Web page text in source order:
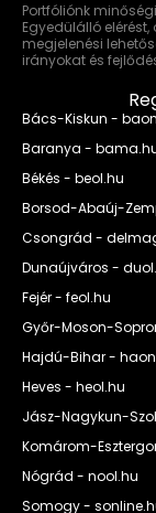
Portfóliónk
Egyedülálló
megjelenési
irányokat és
Bács-Kiskun -
Baranya -
Békés - beol.hu
Borsod-Abaúj-
Csongrád -
Dunaújváros -
Fejér - feol.hu
Győr-Moson-
Hajdú-Bihar -
Heves - heol.hu
Jász-Nagykun-
Komárom-
Nógrád - nool.hu
Somogy -